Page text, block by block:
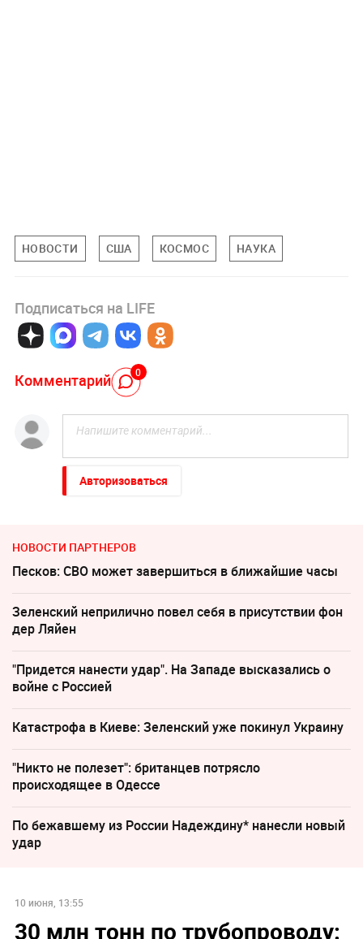
НОВОСТИ США КОСМОС НАУКА
Подписаться на LIFE
Комментарий 0
Авторизоваться
НОВОСТИ ПАРТНЕРОВ
Песков: СВО может завершиться в ближайшие часы
Зеленский неприлично повел cебя в присутствии фон
дер Ляйен
"Придется нанести удар". На Западе высказались о
войне с Россией
Катастрофа в Киеве: Зеленский уже покинул Украину
"Никто не полезет": британцев потрясло
происходящее в Одессе
По бежавшему из России Надеждину* нанесли новый
удар
10 июня, 13:55
30 млн тонн по трубопроводу: